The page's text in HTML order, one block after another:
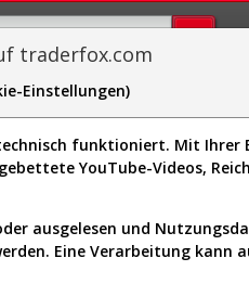
Visualizations
Kunden
traderfox.com
Einstellungen)
funktioniert. Mit Ihrer
YouTube-Videos,
ausgelesen und
Eine Verarbeitung kann